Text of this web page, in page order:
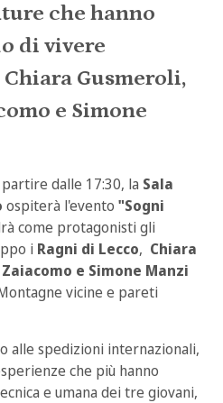
che hanno
di vivere
Gusmeroli,
e Simone
partire dalle 17:30, la Sala
ospiterà l'evento "Sogni
come protagonisti gli
i Ragni di Lecco, Chiara
e Simone Manzi
vicine e pareti
alle spedizioni internazionali,
che più hanno
e umana dei tre giovani,